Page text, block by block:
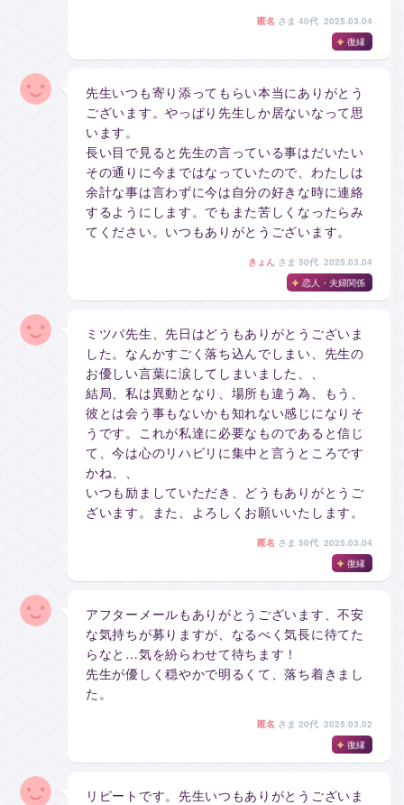
匿名 さま 40代 2025.03.04
復縁
先生いつも寄り添ってもらい本当にありがとう
ございます。やっぱり先生しか居ないなって思
います。
長い目で見ると先生の言っている事はだいたい
その通りに今まではなっていたので、わたしは
余計な事は言わずに今は自分の好きな時に連絡
するようにします。でもまた苦しくなったらみ
てください。いつもありがとうございます。
きょん さま 50代 2025.03.04
恋人・夫婦関係
ミツバ先生、先日はどうもありがとうございま
した。なんかすごく落ち込んでしまい、先生の
お優しい言葉に涙してしまいました、、
結局、私は異動となり、場所も違う為、もう、
彼とは会う事もないかも知れない感じになりそ
うです。これが私達に必要なものであると信じ
て、今は心のリハビリに集中と言うところです
かね、、
いつも励ましていただき、どうもありがとうご
ざいます。また、よろしくお願いいたします。
匿名 さま 50代 2025.03.04
復縁
アフターメールもありがとうございます、不安
な気持ちが募りますが、なるべく気長に待てた
らなと…気を紛らわせて待ちます！
先生が優しく穏やかで明るくて、落ち着きまし
た。
匿名 さま 20代 2025.03.02
復縁
リピートです。先生いつもありがとうございま